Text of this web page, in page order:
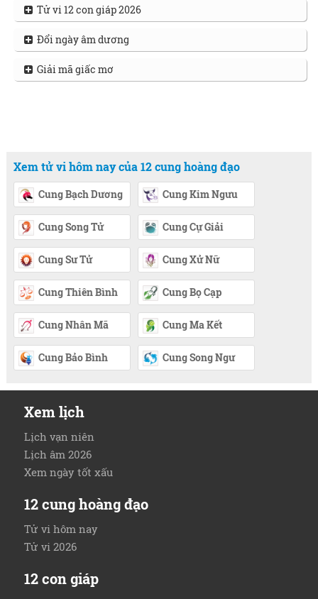
Tử vi 12 con giáp 2026
Đổi ngày âm dương
Giải mã giấc mơ
Xem tử vi hôm nay của 12 cung hoàng đạo
Cung Bạch Dương Cung Kim Ngưu
Cung Song Tử Cung Cự Giải
Cung Sư Tử Cung Xử Nữ
Cung Thiên Bình Cung Bọ Cạp
Cung Nhân Mã Cung Ma Kết
Cung Bảo Bình Cung Song Ngư
Xem lịch
Lịch vạn niên
Lịch âm 2026
Xem ngày tốt xấu
12 cung hoàng đạo
Tử vi hôm nay
Tử vi 2026
12 con giáp